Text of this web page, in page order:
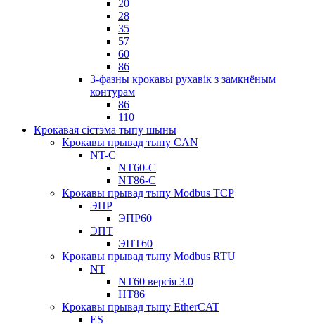
20
28
35
57
60
86
3-фазны крокавы рухавік з замкнёным
контурам
86
110
Крокавая сістэма тыпу шыны
Крокавы прывад тыпу CAN
NT-C
NT60-C
NT86-C
Крокавы прывад тыпу Modbus TCP
ЭПР
ЭПР60
ЭПТ
ЭПТ60
Крокавы прывад тыпу Modbus RTU
NT
NT60 версія 3.0
НТ86
Крокавы прывад тыпу EtherCAT
ES